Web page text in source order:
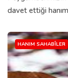
davet ettiği
HANIM SAHABÎLER